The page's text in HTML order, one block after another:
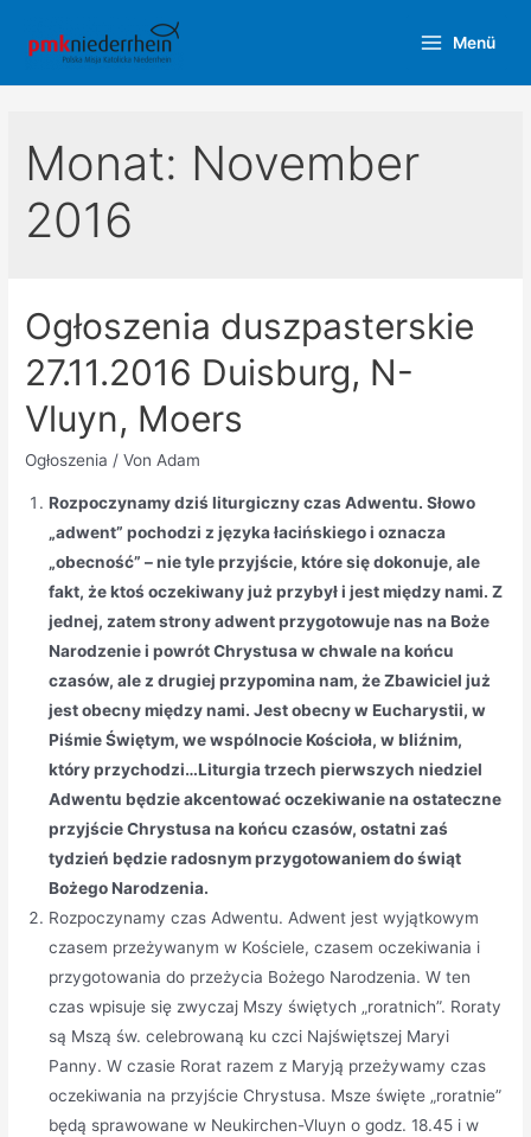
Inhalt
Menü
Monat: November
2016
Ogłoszenia duszpasterskie
27.11.2016 Duisburg, N-
Vluyn, Moers
Ogłoszenia / VonAdam
Rozpoczynamy dziś liturgiczny czas Adwentu. Słowo
„adwent” pochodzi z języka łacińskiego i oznacza
„obecność” – nie tyle przyjście, które się dokonuje, ale
fakt, że ktoś oczekiwany już przybył i jest między nami. Z
jednej, zatem strony adwent przygotowuje nas na Boże
Narodzenie i powrót Chrystusa w chwale na końcu
czasów, ale z drugiej przypomina nam, że Zbawiciel już
jest obecny między nami. Jest obecny w Eucharystii, w
Piśmie Świętym, we wspólnocie Kościoła, w bliźnim,
który przychodzi…Liturgia trzech pierwszych niedziel
Adwentu będzie akcentować oczekiwanie na ostateczne
przyjście Chrystusa na końcu czasów, ostatni zaś
tydzień będzie radosnym przygotowaniem do świąt
Bożego Narodzenia.
Rozpoczynamy czas Adwentu. Adwent jest wyjątkowym
czasem przeżywanym w Kościele, czasem oczekiwania i
przygotowania do przeżycia Bożego Narodzenia. W ten
czas wpisuje się zwyczaj Mszy świętych „roratnich”. Roraty
są Mszą św. celebrowaną ku czci Najświętszej Maryi
Panny. W czasie Rorat razem z Maryją przeżywamy czas
oczekiwania na przyjście Chrystusa. Msze święte „roratnie”
będą sprawowane w Neukirchen-Vluyn o godz. 18.45 i w